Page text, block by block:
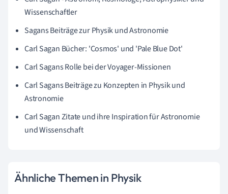
Wissenschaftler
Sagans Beiträge zur Physik und Astronomie
Carl Sagan Bücher: 'Cosmos' und 'Pale Blue Dot'
Carl Sagans Rolle bei der Voyager-Missionen
Carl Sagans Beiträge zu Konzepten in Physik und
Astronomie
Carl Sagan Zitate und ihre Inspiration für Astronomie
und Wissenschaft
Ähnliche Themen in Physik